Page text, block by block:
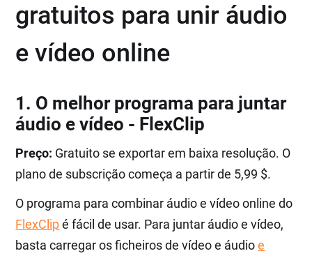
gratuitos para unir áudio
e vídeo online
1. O melhor programa para juntar
áudio e vídeo - FlexClip
Preço: Gratuito se exportar em baixa resolução. O
plano de subscrição começa a partir de 5,99 $.
O programa para combinar áudio e vídeo online do
FlexClipé fácil de usar. Para juntar áudio e vídeo,
basta carregar os ficheiros de vídeo e áudioe